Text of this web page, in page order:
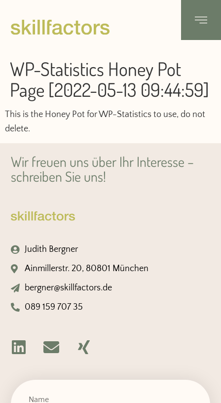
WP-Statistics Honey Pot
Page [2022-05-13 09:44:59]
This is the Honey Pot for WP-Statistics to use, do not
delete.
Wir freuen uns über Ihr Interesse –
schreiben Sie uns!
Judith Bergner
Ainmillerstr. 20, 80801 München
bergner@skillfactors.de​
089 159 707 35